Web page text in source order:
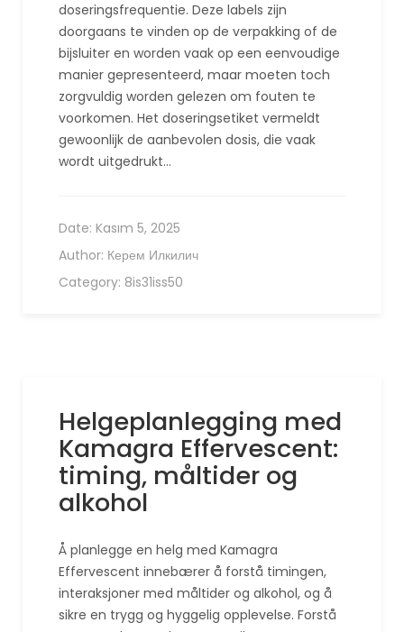
doseringsfrequentie. Deze labels zijn
doorgaans te vinden op de verpakking of de
bijsluiter en worden vaak op een eenvoudige
manier gepresenteerd, maar moeten toch
zorgvuldig worden gelezen om fouten te
voorkomen. Het doseringsetiket vermeldt
gewoonlijk de aanbevolen dosis, die vaak
wordt uitgedrukt…
Date: Kasım 5, 2025
Author: Керем Илкилич
Category: 8is31iss50
Helgeplanlegging med
Kamagra Effervescent:
timing, måltider og
alkohol
Å planlegge en helg med Kamagra
Effervescent innebærer å forstå timingen,
interaksjoner med måltider og alkohol, og å
sikre en trygg og hyggelig opplevelse. Forstå